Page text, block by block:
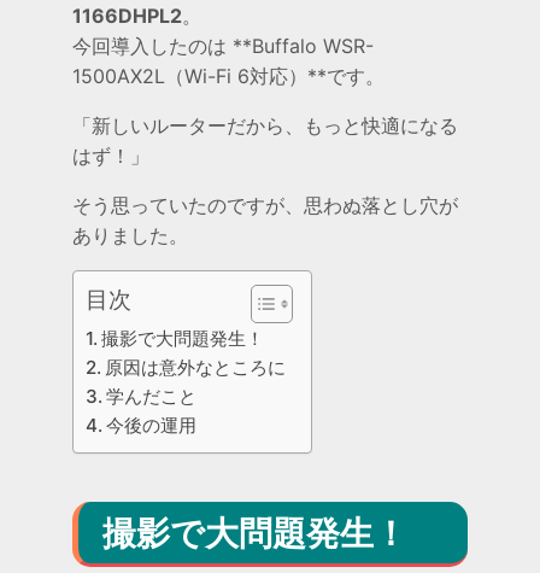
1166DHPL2。
今回導入したのは **Buffalo WSR-
1500AX2L（Wi-Fi 6対応）**です。
「新しいルーターだから、もっと快適になる
はず！」
そう思っていたのですが、思わぬ落とし穴が
ありました。
目次
撮影で大問題発生！
原因は意外なところに
学んだこと
今後の運用
撮影で大問題発生！